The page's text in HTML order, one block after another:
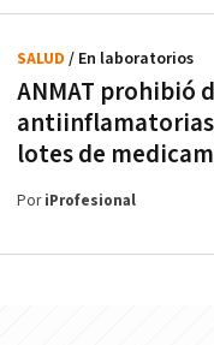
ANMAT prohibió
antiinflamatorias
lotes de
SALUD / En laboratorios
PoriProfesional